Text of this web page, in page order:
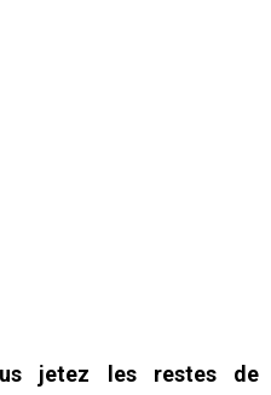
jetez les restes de